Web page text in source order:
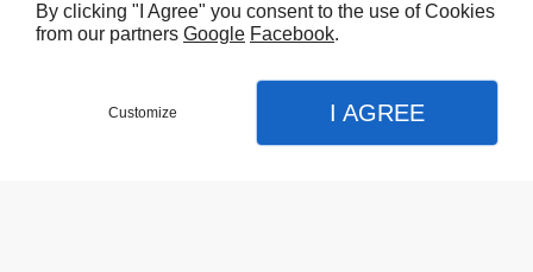
Mentions légales
Plan du site
By clicking "I Agree" you consent to the use of Cookies
from our partners Google Facebook.
Customize I AGREE